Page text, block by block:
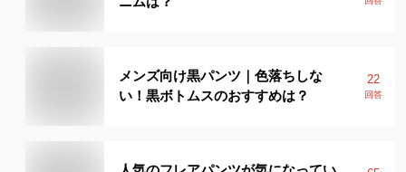
メンズ向け黒パンツ｜色落ちしな
い！黒ボトムスのおすすめは？
22
回答